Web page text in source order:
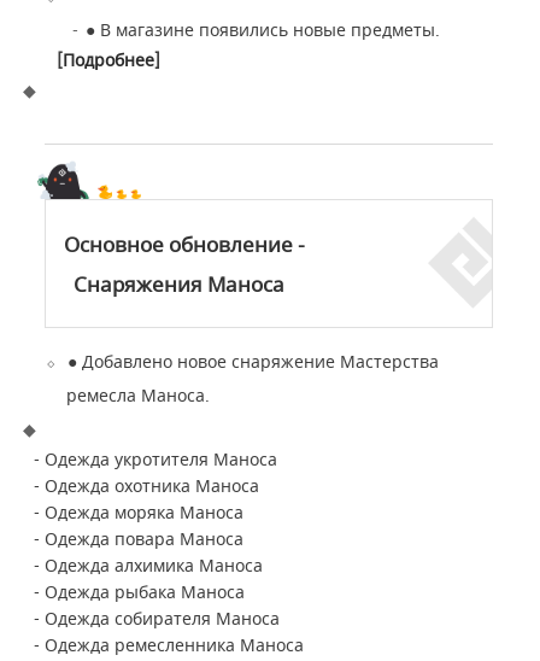
● В магазине появились новые предметы.
[Подробнее]
Основное обновление -
Снаряжения Маноса
●Добавлено новое снаряжение Мастерства
ремесла Маноса.
- Одежда укротителя Маноса
- Одежда охотника Маноса
- Одежда моряка Маноса
- Одежда повара Маноса
- Одежда алхимика Маноса
- Одежда рыбака Маноса
- Одежда собирателя Маноса
- Одежда ремесленника Маноса